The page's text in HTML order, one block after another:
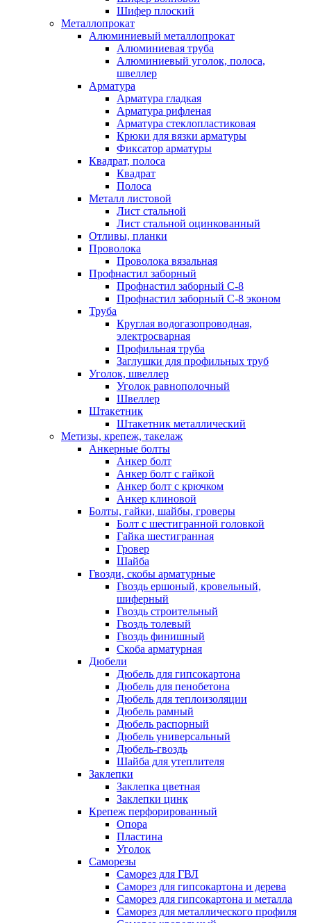
Шифер плоский
Металлопрокат
Алюминиевый металлопрокат
Алюминиевая труба
Алюминиевый уголок, полоса,
швеллер
Арматура
Арматура гладкая
Арматура рифленая
Арматура стеклопластиковая
Крюки для вязки арматуры
Фиксатор арматуры
Квадрат, полоса
Квадрат
Полоса
Металл листовой
Лист стальной
Лист стальной оцинкованный
Отливы, планки
Проволока
Проволока вязальная
Профнастил заборный
Профнастил заборный С-8
Профнастил заборный С-8 эконом
Труба
Круглая водогазопроводная,
электросварная
Профильная труба
Заглушки для профильных труб
Уголок, швеллер
Уголок равнополочный
Швеллер
Штакетник
Штакетник металлический
Метизы, крепеж, такелаж
Анкерные болты
Анкер болт
Анкер болт с гайкой
Анкер болт с крючком
Анкер клиновой
Болты, гайки, шайбы, гроверы
Болт c шестигранной головкой
Гайка шестигранная
Гровер
Шайба
Гвозди, скобы арматурные
Гвоздь ершоный, кровельный,
шиферный
Гвоздь строительный
Гвоздь толевый
Гвоздь финишный
Скоба арматурная
Дюбели
Дюбель для гипсокартона
Дюбель для пенобетона
Дюбель для теплоизоляции
Дюбель рамный
Дюбель распорный
Дюбель универсальный
Дюбель-гвоздь
Шайба для утеплителя
Заклепки
Заклепка цветная
Заклепки цинк
Крепеж перфорированный
Опора
Пластина
Уголок
Саморезы
Саморез для ГВЛ
Саморез для гипсокартона и дерева
Саморез для гипсокартона и металла
Саморез для металлического профиля